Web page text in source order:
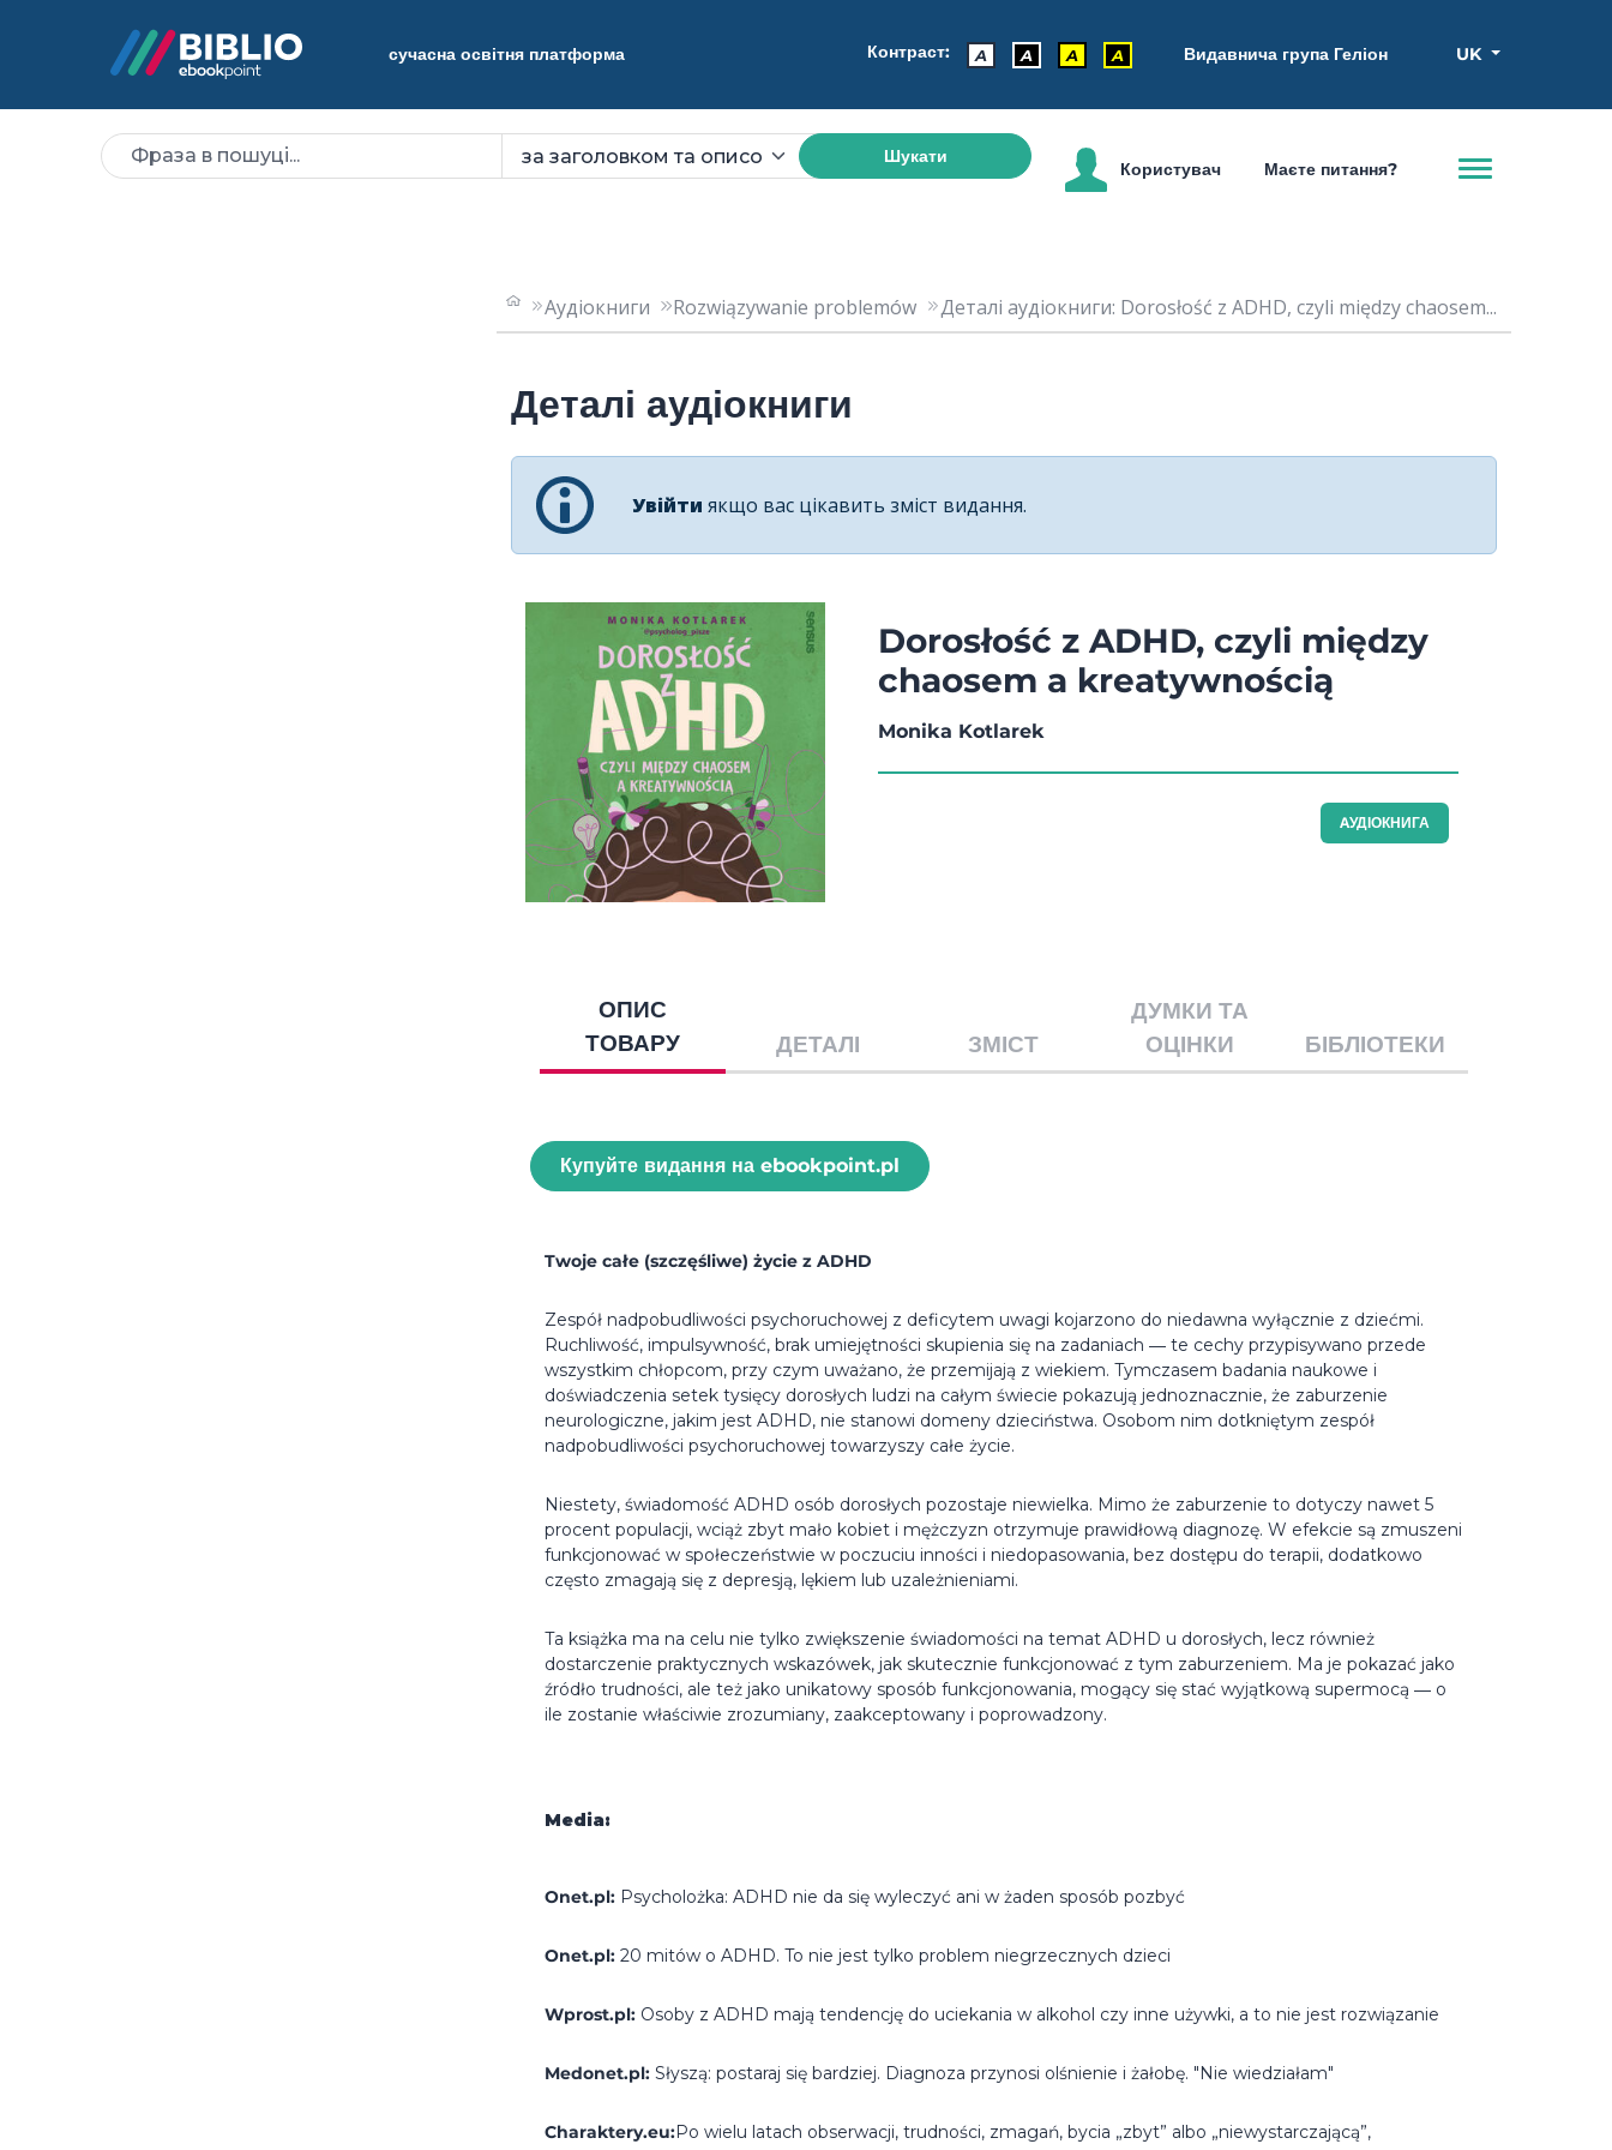
сучасна освітня платформа Контраст: A A A A Видавнича група Геліон UK
Шукати
Користувач Маєте питання?
Аудіокниги Rozwiązywanie problemów Деталі аудіокниги: Dorosłość z ADHD, czyli między chaosem...
Деталі аудіокниги
Увійти якщо вас цікавить зміст видання.
Dorosłość z ADHD, czyli między
chaosem a kreatywnością
Monika Kotlarek
AУДІОКНИГА
ОПИС
ТОВАРУ
ДЕТАЛІ ЗМІСТ
ДУМКИ ТА
ОЦІНКИ
БІБЛІОТЕКИ
Купуйте видання на ebookpoint.pl
Twoje całe (szczęśliwe) życie z ADHD
Zespół nadpobudliwości psychoruchowej z deficytem uwagi kojarzono do niedawna wyłącznie z dziećmi.
Ruchliwość, impulsywność, brak umiejętności skupienia się na zadaniach ― te cechy przypisywano przede
wszystkim chłopcom, przy czym uważano, że przemijają z wiekiem. Tymczasem badania naukowe i
doświadczenia setek tysięcy dorosłych ludzi na całym świecie pokazują jednoznacznie, że zaburzenie
neurologiczne, jakim jest ADHD, nie stanowi domeny dzieciństwa. Osobom nim dotkniętym zespół
nadpobudliwości psychoruchowej towarzyszy całe życie.
Niestety, świadomość ADHD osób dorosłych pozostaje niewielka. Mimo że zaburzenie to dotyczy nawet 5
procent populacji, wciąż zbyt mało kobiet i mężczyzn otrzymuje prawidłową diagnozę. W efekcie są zmuszeni
funkcjonować w społeczeństwie w poczuciu inności i niedopasowania, bez dostępu do terapii, dodatkowo
często zmagają się z depresją, lękiem lub uzależnieniami.
Ta książka ma na celu nie tylko zwiększenie świadomości na temat ADHD u dorosłych, lecz również
dostarczenie praktycznych wskazówek, jak skutecznie funkcjonować z tym zaburzeniem. Ma je pokazać jako
źródło trudności, ale też jako unikatowy sposób funkcjonowania, mogący się stać wyjątkową supermocą ― o
ile zostanie właściwie zrozumiany, zaakceptowany i poprowadzony.
Media:
Onet.pl: Psycholożka: ADHD nie da się wyleczyć ani w żaden sposób pozbyć
Onet.pl: 20 mitów o ADHD. To nie jest tylko problem niegrzecznych dzieci
Wprost.pl: Osoby z ADHD mają tendencję do uciekania w alkohol czy inne używki, a to nie jest rozwiązanie
Medonet.pl: Słyszą: postaraj się bardziej. Diagnoza przynosi olśnienie i żałobę. "Nie wiedziałam"
Charaktery.eu:Po wielu latach obserwacji, trudności, zmagań, bycia „zbyt” albo „niewystarczającą”,